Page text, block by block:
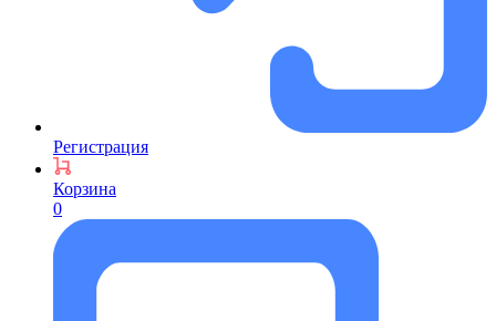
Регистрация
Корзина
0